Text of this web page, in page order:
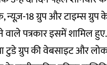
18 ग्रुप और टाइम्स
पत्रकार इसमें शामिल हुए.
टुडे ग्रुप की वेबसाइट और